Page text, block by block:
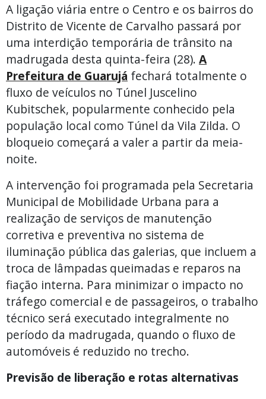
A ligação viária entre o Centro e os bairros do
Distrito de Vicente de Carvalho passará por
uma interdição temporária de trânsito na
madrugada desta quinta-feira (28). A
Prefeitura de Guarujá fechará totalmente o
fluxo de veículos no Túnel Juscelino
Kubitschek, popularmente conhecido pela
população local como Túnel da Vila Zilda. O
bloqueio começará a valer a partir da meia-
noite.
A intervenção foi programada pela Secretaria
Municipal de Mobilidade Urbana para a
realização de serviços de manutenção
corretiva e preventiva no sistema de
iluminação pública das galerias, que incluem a
troca de lâmpadas queimadas e reparos na
fiação interna. Para minimizar o impacto no
tráfego comercial e de passageiros, o trabalho
técnico será executado integralmente no
período da madrugada, quando o fluxo de
automóveis é reduzido no trecho.
Previsão de liberação e rotas alternativas